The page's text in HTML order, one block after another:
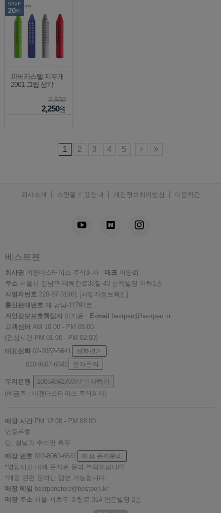
SAVE
20%
파버카스텔 지우개
2001 그립 삼각
2,800
2,250원
1 2 3 4 5
회사소개 쇼핑몰 이용안내 개인정보처리방침 이용약관
베스트펜
회사명 비젠마스터피스 주식회사 대표 이양희
주소 서울시 강남구 테헤란로38길 43 청록빌딩 지하1층
사업자번호 220-87-31961 [사업자정보확인]
통신판매번호 제 강남-11791호
개인정보보호책임자 이지윤 E-mail
bestpen@bestpen.kr
고객센터 AM 10:00 - PM 05:00
(점심시간 PM 01:00 - PM 02:00)
대표전화 02-2052-6641
전화걸기
010-9607-6641
문자문의
우리은행 1005404270377 복사하기
(예금주 : 비젠마스터피스 주식회사)
매장 시간 PM 12:00 - PM 08:00
연중무휴
단, 설날과 추석만 휴무
매장 번호 010-8060-6641
매장 문자문의
*영업시간 내에 문자로 문의 부탁드립니다.
*매장 관련 문의만 답변 가능합니다.
매장 메일 bestpenstore@bestpen.kr
매장 주소 서울 서초구 효령로 314 연운빌딩 2층